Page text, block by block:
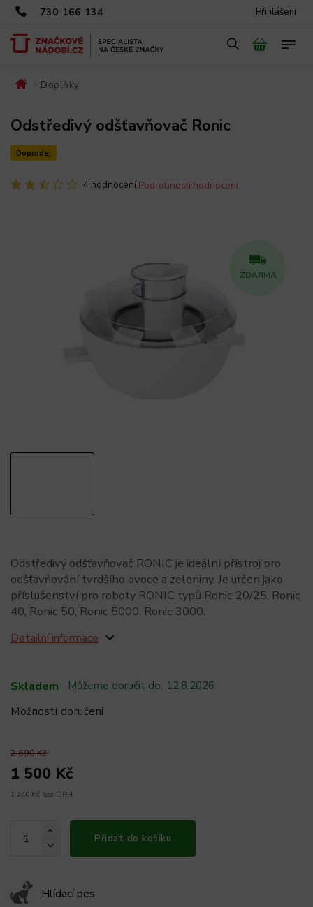
730 166 134 Přihlášení
Doplňky
Odstředivý odšťavňovač Ronic
Doprodej
4 hodnocení Podrobnosti hodnocení
ZDARMA
Skladem Můžeme doručit do: 12.8.2026
Možnosti doručení
2 690 Kč
1 500 Kč
1 240 Kč bez DPH
Přidat do košíku
Hlídací pes
Odstředivý odšťavňovač RONIC je ideální přístroj pro
odšťavňování tvrdšího ovoce a zeleniny. Je určen jako
příslušenství pro roboty RONIC typů Ronic 20/25, Ronic
40, Ronic 50, Ronic 5000, Ronic 3000.
Detailní informace